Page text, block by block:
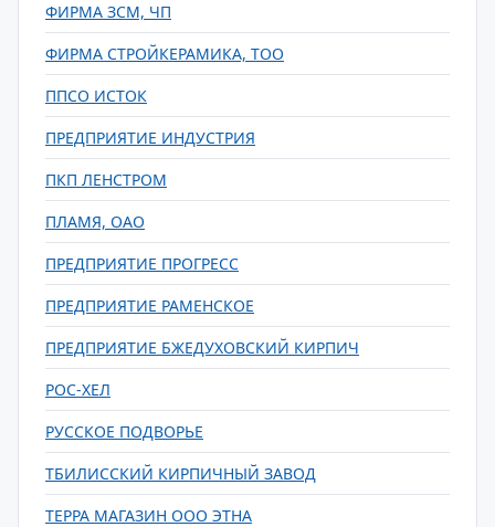
ФИРМА ЗСМ, ЧП
ФИРМА СТРОЙКЕРАМИКА, ТОО
ППСО ИСТОК
ПРЕДПРИЯТИЕ ИНДУСТРИЯ
ПКП ЛЕНСТРОМ
ПЛАМЯ, ОАО
ПРЕДПРИЯТИЕ ПРОГРЕСС
ПРЕДПРИЯТИЕ РАМЕНСКОЕ
ПРЕДПРИЯТИЕ БЖЕДУХОВСКИЙ КИРПИЧ
РОС-ХЕЛ
РУССКОЕ ПОДВОРЬЕ
ТБИЛИССКИЙ КИРПИЧНЫЙ ЗАВОД
ТЕРРА МАГАЗИН ООО ЭТНА